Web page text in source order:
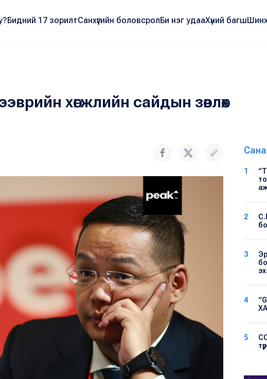
Бидний 17 зорилтСанхүүгийн боловсролБи нэг удааХүний багш
хөгжлийн сайдын зөвлөх
1
2
3
4
5